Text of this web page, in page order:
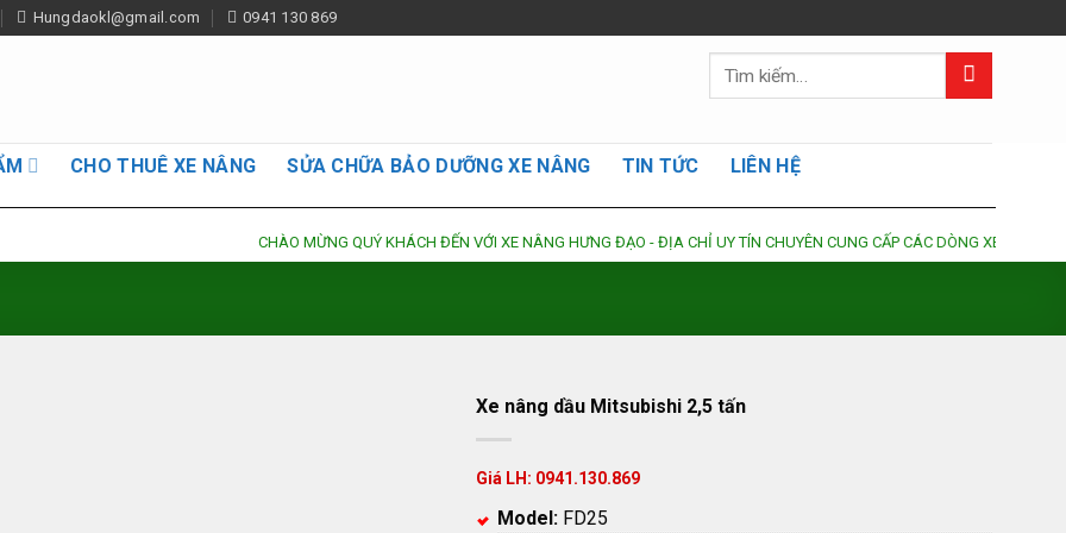
Hungdaokl@gmail.com 0941 130 869
Tìm
CHO THUÊ XE NÂNG SỬA CHỮA BẢO DƯỠNG XE NÂNG TIN TỨC LIÊN HỆ
CHÀO MỪNG QUÝ KHÁCH ĐẾN VỚI XE NÂNG HƯNG ĐẠO - ĐỊA CHỈ UY TÍN CHUYÊN CUNG CẤP CÁC DÒNG XE NÂNG DẦU
Xe nâng dầu Mitsubishi 2,5 tấn
Giá LH: 0941.130.869
Model: FD25